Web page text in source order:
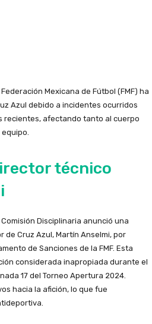
Mexicana de Fútbol (FMF) ha
Azul debido a incidentes ocurridos
recientes, afectando tanto al cuerpo
técnico
Disciplinaria anunció una
Cruz Azul, Martín Anselmi, por
de Sanciones de la FMF. Esta
considerada inapropiada durante el
17 del Torneo Apertura 2024.
hacia la afición, lo que fue